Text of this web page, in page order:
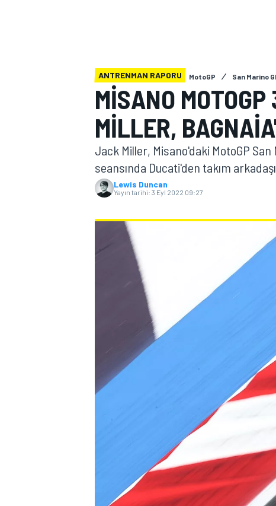
WORLD SUPERBIKE
WRC
ANTRENMAN RAPORU MotoGP San Marino
MISANO
MILLER,
Jack Miller, Misano'daki MotoGP
seansında Ducati'den takım
Lewis Duncan
Yayın tarihi: 3 Eyl 2022 09:27